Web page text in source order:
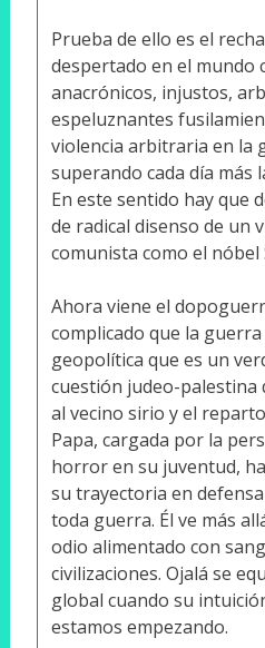
Prueba de ello es el
despertado en el mundo
anacrónicos, injustos,
espeluznantes
violencia arbitraria en la
superando cada día más
En este sentido hay que
de radical disenso de un
comunista como el nóbel
Ahora viene el
complicado que la
geopolítica que es un
cuestión judeo-palestina
al vecino sirio y el
Papa, cargada por la
horror en su juventud,
su trayectoria en
toda guerra. Él ve más
odio alimentado con
civilizaciones. Ojalá se
global cuando su
estamos empezando.